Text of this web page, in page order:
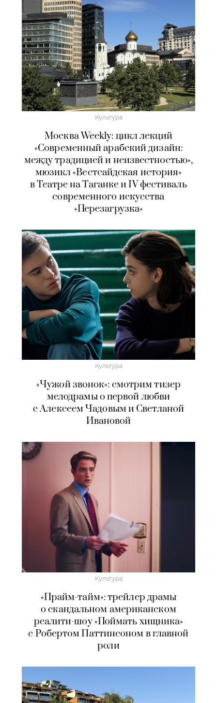
Культура
Москва Weekly: цикл лекций
«Современный арабский дизайн:
между традицией и неизвестностью»,
мюзикл «Вестсайдская история»
в Театре на Таганке и IV фестиваль
современного искусства
«Перезагрузка»
Культура
«Чужой звонок»: смотрим тизер
мелодрамы о первой любви
с Алексеем Чадовым и Светланой
Ивановой
Культура
«Прайм-тайм»: трейлер драмы
о скандальном американском
реалити-шоу «Поймать хищника»
с Робертом Паттинсоном в главной
роли